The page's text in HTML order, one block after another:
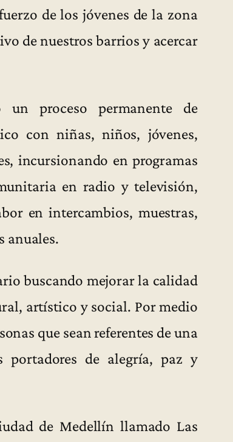
de los jóvenes de la zona
de nuestros barrios y acercar
un proceso permanente de
con niñas, niños, jóvenes,
incursionando en programas
en radio y televisión,
en intercambios, muestras,
anuales.
buscando mejorar la calidad
artístico y social. Por medio
que sean referentes de una
portadores de alegría, paz y
de Medellín llamado Las